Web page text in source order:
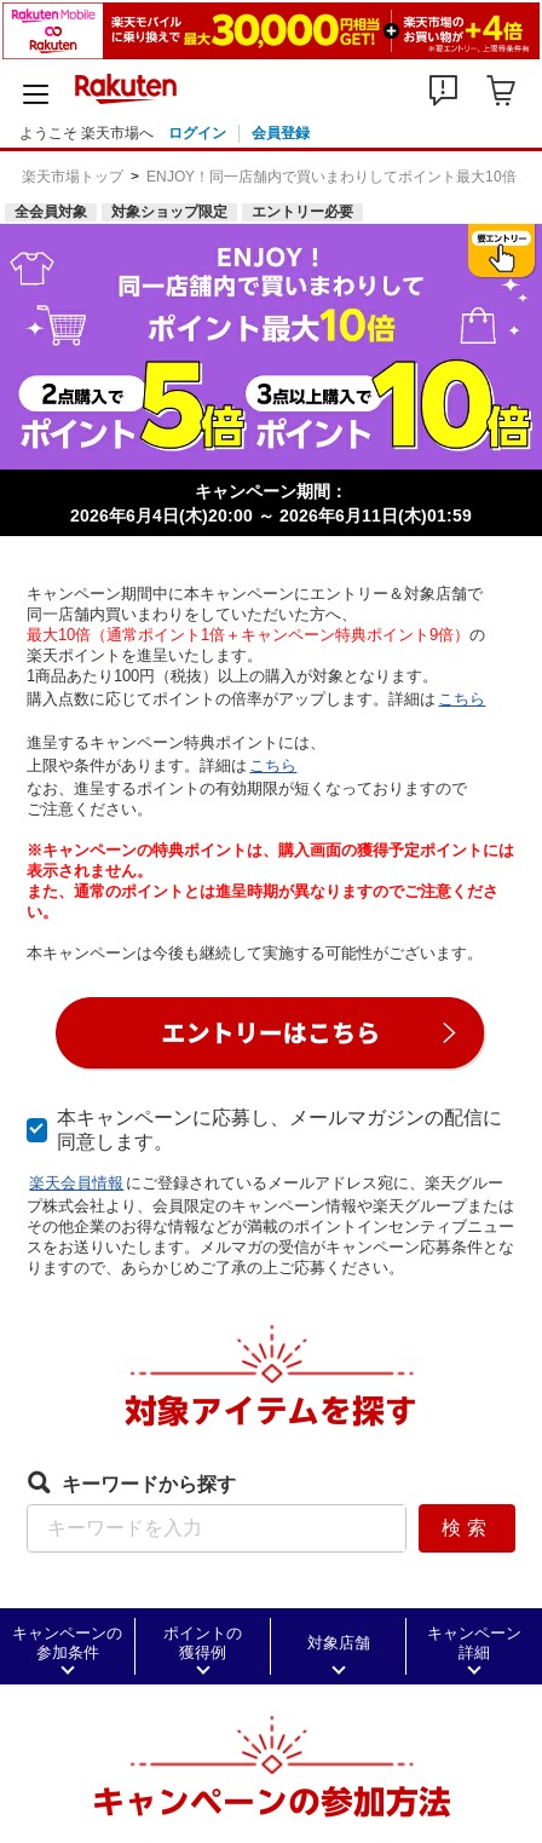
ようこそ 楽天市場へ ログイン 会員登録
楽天市場トップ ENJOY！同一店舗内で買いまわりしてポイント最大10倍
全会員対象 対象ショップ限定 エントリー必要
キャンペーン期間：
2026年6月4日(木)20:00 ～ 2026年6月11日(木)01:59
キャンペーン期間中に本キャンペーンにエントリー＆対象店舗で
同一店舗内買いまわりをしていただいた方へ、
最大10倍（通常ポイント1倍＋キャンペーン特典ポイント9倍）の
楽天ポイントを進呈いたします。
1商品あたり100円（税抜）以上の購入が対象となります。
購入点数に応じてポイントの倍率がアップします。詳細は こちら
進呈するキャンペーン特典ポイントには、
上限や条件があります。詳細は こちら
なお、進呈するポイントの有効期限が短くなっておりますので
ご注意ください。
※キャンペーンの特典ポイントは、購入画面の獲得予定ポイントには
表示されません。
また、通常のポイントとは進呈時期が異なりますのでご注意くださ
い。
本キャンペーンは今後も継続して実施する可能性がございます。
本キャンペーンに応募し、メールマガジンの配信に
同意します。
楽天会員情報 にご登録されているメールアドレス宛に、楽天グルー
プ株式会社より、会員限定のキャンペーン情報や楽天グループまたは
その他企業のお得な情報などが満載のポイントインセンティブニュー
スをお送りいたします。メルマガの受信がキャンペーン応募条件とな
りますので、あらかじめご了承の上ご応募ください。
対象アイテムを探す
キーワードから探す
検索
キャンペーンの
参加条件
ポイントの
獲得例
対象店舗
キャンペーン
詳細
キャンペーンの参加方法